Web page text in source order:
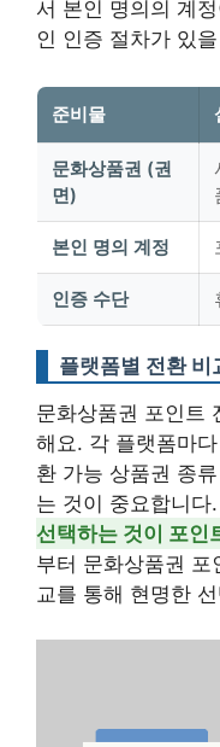
서 본인 명의의 계
인 인증 절차가 있
준비물
문화상품권 (권
면)
본인 명의 계정
인증 수단
플랫폼별 전환 비
문화상품권 포인트
해요. 각 플랫폼마
환 가능 상품권 종
는 것이 중요합니다.
선택하는 것이 포인
부터 문화상품권 포
교를 통해 현명한